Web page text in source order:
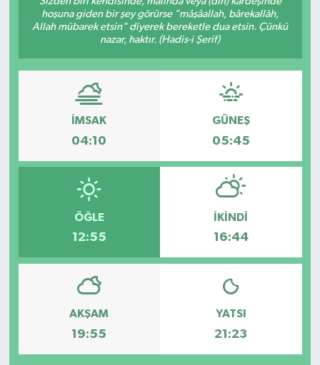
hoşuna giden bir şey görürse "mâşâallah, bârekallâh,
Allah mübarek etsin" diyerek bereketle dua etsin. Çünkü
nazar, haktır. (Hadis-i Şerif)
İMSAK
04:10
GÜNEŞ
05:45
ÖĞLE
12:55
İKINDI
16:44
AKŞAM
19:55
YATSI
21:23
DÜNYA
Dursunbey
Edremit
EĞİTİM
EKONOMİ
Gömeç
Havran
İvrindi